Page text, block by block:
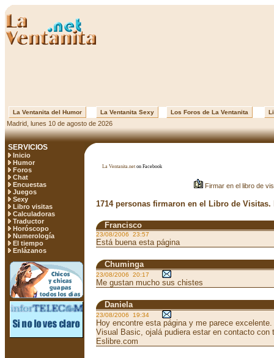
La Ventanita del Humor La Ventanita Sexy Los Foros de La Ventanita
Madrid, lunes 10 de agosto de 2026
SERVICIOS
Inicio
Humor
Foros
Chat
Encuestas
Juegos
Sexy
Libro visitas
Calculadoras
Traductor
Horóscopo
Numerología
El tiempo
Enlázanos
La Ventanita.net on Facebook
Firmar en el libro de
1714 personas firmaron en el Libro de Visitas.
Francisco
23/08/2006 23:57
Está buena esta página
Chuminga
23/08/2006 20:17
Me gustan mucho sus chistes
Daniela
23/08/2006 19:34
Hoy encontre esta página y me parece
Visual Basic, ojalá pudiera estar en contacto con
Eslibre.com